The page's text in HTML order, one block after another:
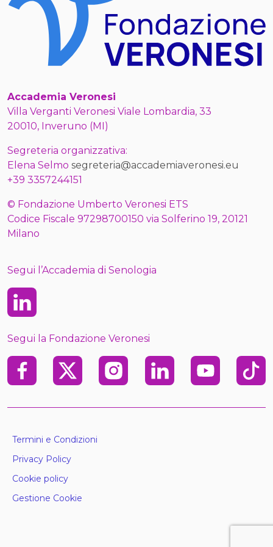
Accademia Veronesi
Villa Verganti Veronesi Viale Lombardia, 33
20010, Inveruno (MI)
Segreteria organizzativa:
Elena Selmo segreteria@accademiaveronesi.eu
+39 3357244151
© Fondazione Umberto Veronesi ETS
Codice Fiscale 97298700150 via Solferino 19, 20121
Milano
Segui l’Accademia di Senologia
Linkedin
Segui la Fondazione Veronesi
FacebookX InstagramLinkedin Youtube TikTok
Termini e Condizioni
Privacy Policy
Cookie policy
Gestione Cookie